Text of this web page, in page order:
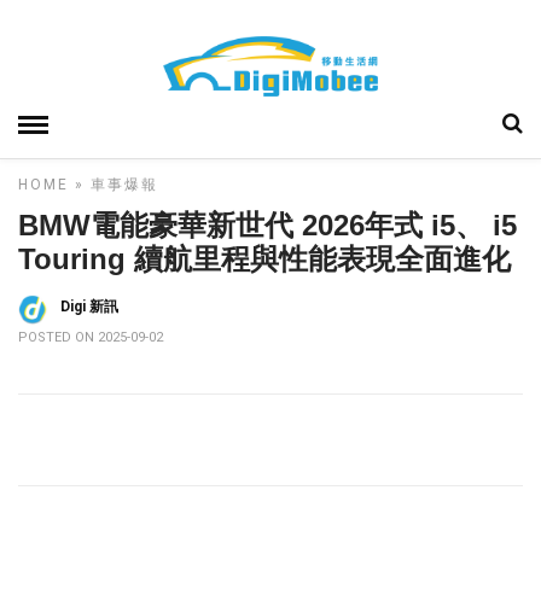
HOME » 車事爆報
BMW電能豪華新世代 2026年式 i5、 i5
Touring 續航里程與性能表現全面進化
Digi 新訊
POSTED ON 2025-09-02